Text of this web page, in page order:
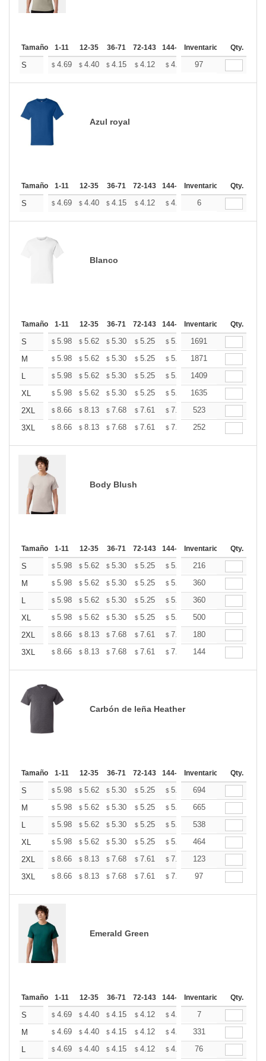
Tamaño 1-11 12-35 36-71 72-143 144-287 288 + Más
Inventario Qty.
S $ 4.69 $ 4.40 $ 4.15 $ 4.12 $ 4.05 $4.01
97
Azul royal
Tamaño 1-11 12-35 36-71 72-143 144-287 288 + Más
Inventario Qty.
S $ 4.69 $ 4.40 $ 4.15 $ 4.12 $ 4.05 $
6
Blanco
Tamaño 1-11 12-35 36-71 72-143 144-287 288 + Más
Inventario Qty.
S $ 5.98 $ 5.62 $ 5.30 $ 5.25 $ 5.16 $5.12
1691
M
$ 5.98 $ 5.62 $ 5.30 $ 5.25 $ 5.16 $5.12
1871
L
$ 5.98 $ 5.62 $ 5.30 $ 5.25 $ 5.16 $5.12
1409
XL
$ 5.98 $ 5.62 $ 5.30 $ 5.25 $ 5.16 $5.12
1635
2XL
$ 8.66 $ 8.13 $ 7.68 $ 7.61 $ 7.48 $7.41
523
3XL
$ 8.66 $ 8.13 $ 7.68 $ 7.61 $ 7.48 $7.41
252
Body Blush
Tamaño 1-11 12-35 36-71 72-143 144-287 288 + Más
Inventario Qty.
S $ 5.98 $ 5.62 $ 5.30 $ 5.25 $ 5.16 $5.12
216
M
$ 5.98 $ 5.62 $ 5.30 $ 5.25 $ 5.16 $5.12
360
L
$ 5.98 $ 5.62 $ 5.30 $ 5.25 $ 5.16 $5.12
360
XL
$ 5.98 $ 5.62 $ 5.30 $ 5.25 $ 5.16 $5.12
500
2XL
$ 8.66 $ 8.13 $ 7.68 $ 7.61 $ 7.48 $7.41
180
3XL
$ 8.66 $ 8.13 $ 7.68 $ 7.61 $ 7.48 $7.41
144
Carbón de leña Heather
Tamaño 1-11 12-35 36-71 72-143 144-287 288 + Más
Inventario Qty.
S $ 5.98 $ 5.62 $ 5.30 $ 5.25 $ 5.16 $5.12
694
M
$ 5.98 $ 5.62 $ 5.30 $ 5.25 $ 5.16 $5.12
665
L
$ 5.98 $ 5.62 $ 5.30 $ 5.25 $ 5.16 $5.12
538
XL
$ 5.98 $ 5.62 $ 5.30 $ 5.25 $ 5.16 $5.12
464
2XL
$ 8.66 $ 8.13 $ 7.68 $ 7.61 $ 7.48 $7.41
123
3XL
$ 8.66 $ 8.13 $ 7.68 $ 7.61 $ 7.48 $7.41
97
Emerald Green
Tamaño 1-11 12-35 36-71 72-143 144-287 288 + Más
Inventario Qty.
S $ 4.69 $ 4.40 $ 4.15 $ 4.12 $ 4.05 $
7
M
$ 4.69 $ 4.40 $ 4.15 $ 4.12 $ 4.05 $4.01
331
L
$ 4.69 $ 4.40 $ 4.15 $ 4.12 $ 4.05 $4.01
76